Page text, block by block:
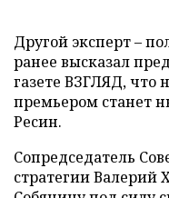
Другой эксперт–
ранее высказал
газете ВЗГЛЯД, что
премьером станет
Ресин.
Сопредседатель
стратегии Валерий